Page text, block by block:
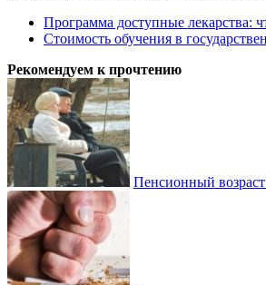
Программа доступные лекарства:
Стоимость обучения в
Рекомендуем к прочтению
Пенсионный